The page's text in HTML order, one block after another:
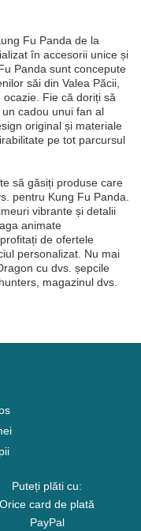
Fu Panda de la
în accesorii unice și
Panda sunt concepute
săi din Valea Păcii,
Fie că doriți să
cadou unui fan al
original și materiale
pe tot parcursul
să găsiți produse care
pentru Kung Fu Panda.
vibrante și detalii
animate
de ofertele
personalizat. Nu mai
cu dvs. șepcile
magazinul dvs.
Puteți plăti cu:
Orice card de plată
PayPal